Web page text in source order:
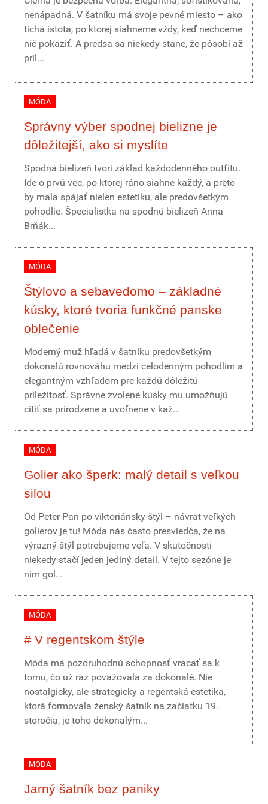
nenápadná. V šatníku má svoje pevné miesto – ako
tichá istota, po ktorej siahneme vždy, keď nechceme
nič pokaziť. A predsa sa niekedy stane, že pôsobí až
príl...
MÓDA
Správny výber spodnej bielizne je
dôležitejší, ako si myslíte
Spodná bielizeň tvorí základ každodenného outfitu.
Ide o prvú vec, po ktorej ráno siahne každý, a preto
by mala spájať nielen estetiku, ale predovšetkým
pohodlie. Špecialistka na spodnú bielizeň Anna
Brňák...
MÓDA
Štýlovo a sebavedomo – základné
kúsky, ktoré tvoria funkčné panske
oblečenie
Moderný muž hľadá v šatníku predovšetkým
dokonalú rovnováhu medzi celodenným pohodlím a
elegantným vzhľadom pre každú dôležitú
príležitosť. Správne zvolené kúsky mu umožňujú
cítiť sa prirodzene a uvoľnene v kaž...
MÓDA
Golier ako šperk: malý detail s veľkou
silou
Od Peter Pan po viktoriánsky štýl – návrat veľkých
golierov je tu! Móda nás často presviedča, že na
výrazný štýl potrebujeme veľa. V skutočnosti
niekedy stačí jeden jediný detail. V tejto sezóne je
ním gol...
MÓDA
# V regentskom štýle
Móda má pozoruhodnú schopnosť vracať sa k
tomu, čo už raz považovala za dokonalé. Nie
nostalgicky, ale strategicky a regentská estetika,
ktorá formovala ženský šatník na začiatku 19.
storočia, je toho dokonalým...
MÓDA
Jarný šatník bez paniky